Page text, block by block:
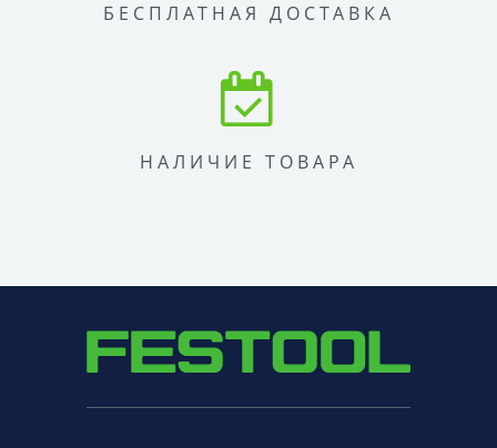
БЕСПЛАТНАЯ ДОСТАВКА
НАЛИЧИЕ ТОВАРА